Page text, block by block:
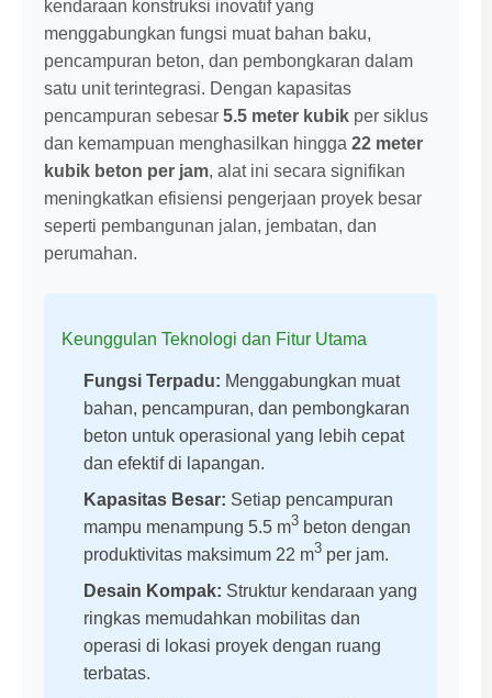
kendaraan konstruksi inovatif yang
menggabungkan fungsi muat bahan baku,
pencampuran beton, dan pembongkaran dalam
satu unit terintegrasi. Dengan kapasitas
pencampuran sebesar 5.5 meter kubik per siklus
dan kemampuan menghasilkan hingga 22 meter
kubik beton per jam, alat ini secara signifikan
meningkatkan efisiensi pengerjaan proyek besar
seperti pembangunan jalan, jembatan, dan
perumahan.
Keunggulan Teknologi dan Fitur Utama
Fungsi Terpadu: Menggabungkan muat
bahan, pencampuran, dan pembongkaran
beton untuk operasional yang lebih cepat
dan efektif di lapangan.
Kapasitas Besar: Setiap pencampuran
mampu menampung 5.5 m3 beton dengan
produktivitas maksimum 22 m3 per jam.
Desain Kompak: Struktur kendaraan yang
ringkas memudahkan mobilitas dan
operasi di lokasi proyek dengan ruang
terbatas.